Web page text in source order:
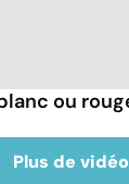
ou
Plus de